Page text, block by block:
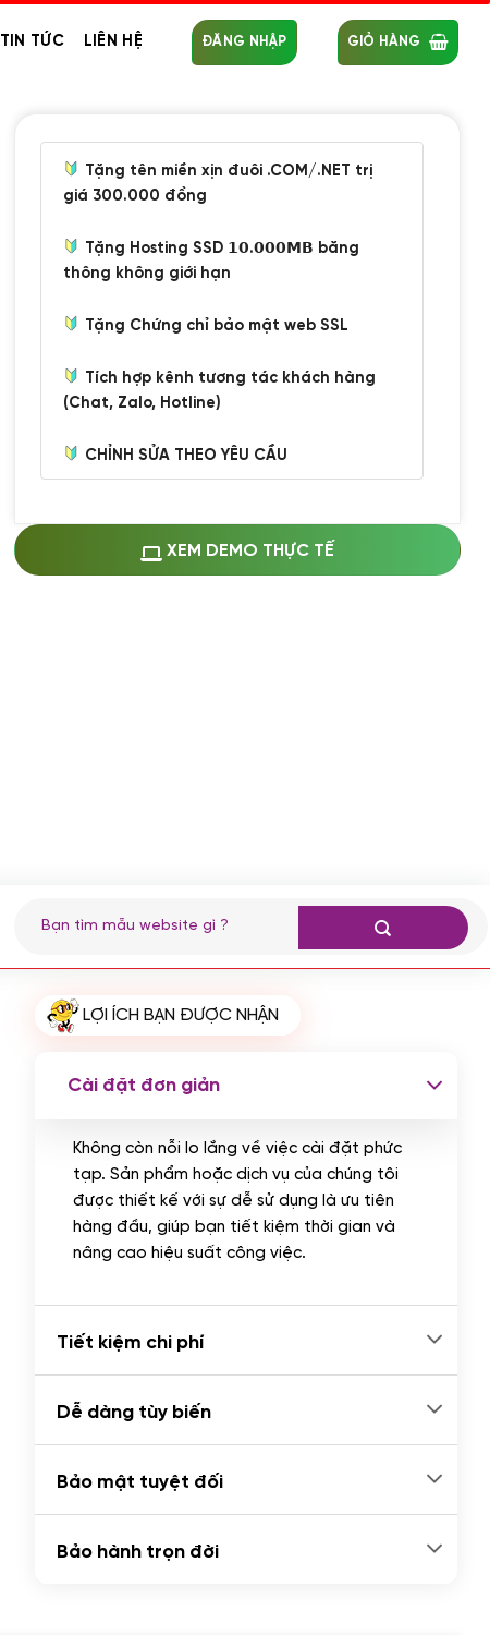
TIN TỨC LIÊN HỆ ĐĂNG NHẬP GIỎ HÀNG
Tặng tên miền xịn đuôi .COM/.NET trị
giá 300.000 đồng
Tặng Hosting SSD 𝟭𝟬.𝟬𝟬𝟬𝗠𝗕 băng
thông không giới hạn
Tặng Chứng chỉ bảo mật web SSL
Tích hợp kênh tương tác khách hàng
(Chat, Zalo, Hotline)
CHỈNH SỬA THEO YÊU CẦU
Thay logo + thông tin doanh nghiệp
(+100.000 VND)
Cài đặt plugin theo yêu cầu
(+100.000 VND)
qua ngân hàng vietcombank,
XEM DEMO THỰC TẾ
kiếm:
LỢI ÍCH BẠN ĐƯỢC NHẬN
Cài đặt đơn giản
Không còn nỗi lo lắng về việc cài đặt phức
tạp. Sản phẩm hoặc dịch vụ của chúng tôi
được thiết kế với sự dễ sử dụng là ưu tiên
hàng đầu, giúp bạn tiết kiệm thời gian và
nâng cao hiệu suất công việc.
Tiết kiệm chi phí
Dễ dàng tùy biến
Bảo mật tuyệt đối
Bảo hành trọn đời